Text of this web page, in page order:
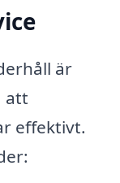
är
att
effektivt.